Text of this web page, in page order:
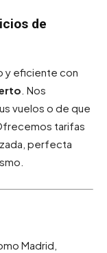
de
y eficiente con
. Nos
vuelos o de que
tarifas
perfecta
Madrid,